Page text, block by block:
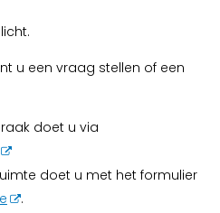
u een vraag stellen of een
doet u via
doet u met het formulier
.